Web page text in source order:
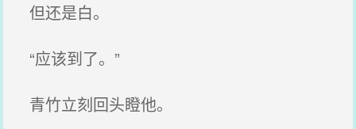
但还是白。
“应该到了。”
青竹立刻回头瞪他。